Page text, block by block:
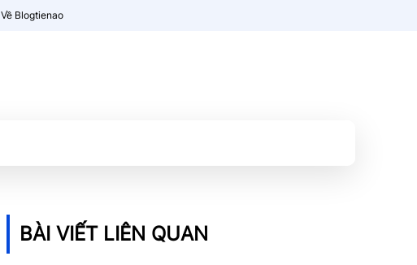
Về Blogtienao
BÀI VIẾT LIÊN QUAN